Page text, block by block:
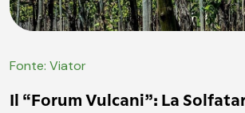
Fonte: Viator
Il “Forum Vulcani”: La